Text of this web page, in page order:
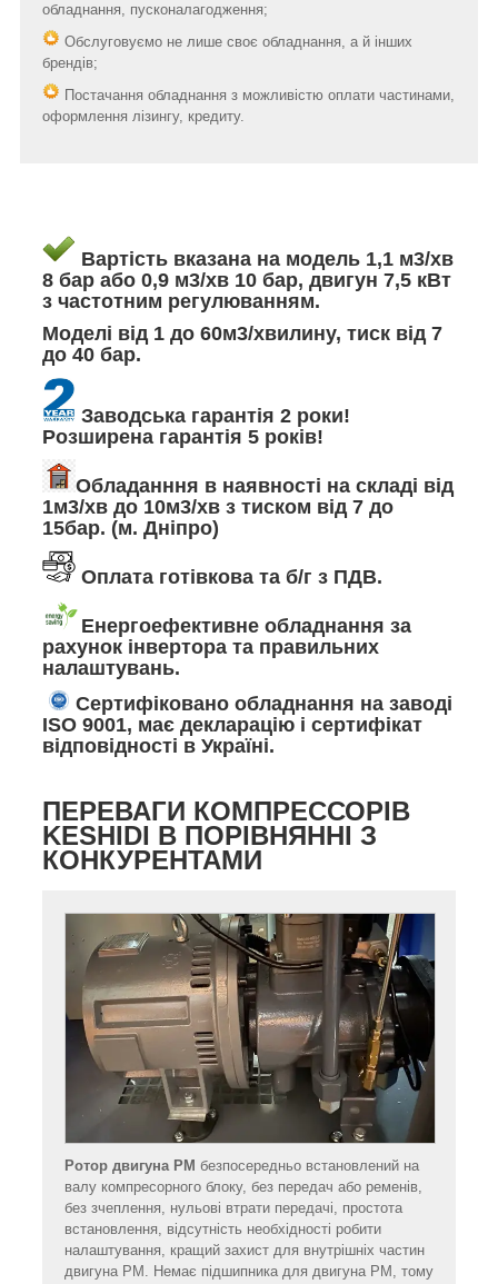
обладнання, пусконалагодження;
Обслуговуємо не лише своє обладнання, а й інших
брендів;
Постачання обладнання з можливістю оплати частинами,
оформлення лізингу, кредиту.
Вартість вказана на модель 1,1 м3/хв
8 бар або 0,9 м3/хв 10 бар, двигун 7,5 кВт
з частотним регулюванням.
Моделі від 1 до 60м3/хвилину, тиск від 7
до 40 бар.
Заводська гарантія 2 роки!
Розширена гарантія 5 років!
Обладанння в наявності на складі від
1м3/хв до 10м3/хв з тиском від 7 до
15бар. (м. Дніпро)
Оплата готівкова та б/г з ПДВ.
Енергоефективне обладнання за
рахунок інвертора та правильних
налаштувань.
Сертифіковано обладнання на заводі
ISO 9001, має декларацію і сертифікат
відповідності в Україні.
ПЕРЕВАГИ КОМПРЕССОРІВ
KESHIDI В ПОРІВНЯННІ З
КОНКУРЕНТАМИ
Ротор двигуна PM безпосередньо встановлений на
валу компресорного блоку, без передач або ременів,
без зчеплення, нульові втрати передачі, простота
встановлення, відсутність необхідності робити
налаштування, кращий захист для внутрішніх частин
двигуна PM. Немає підшипника для двигуна PM, тому